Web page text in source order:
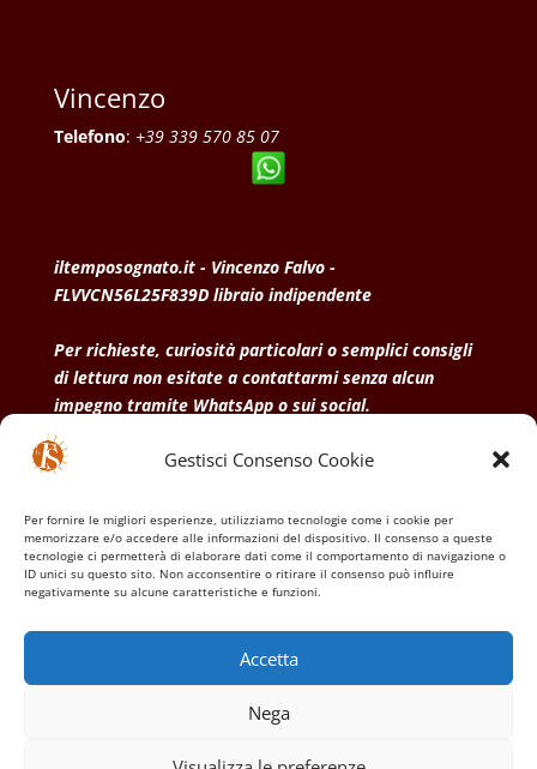
Gestisci Consenso Cookie
Per fornire le migliori esperienze, utilizziamo tecnologie come i cookie per
memorizzare e/o accedere alle informazioni del dispositivo. Il consenso a queste
tecnologie ci permetterà di elaborare dati come il comportamento di navigazione o
ID unici su questo sito. Non acconsentire o ritirare il consenso può influire
negativamente su alcune caratteristiche e funzioni.
Accetta
Nega
Vincenzo
Telefono: +39 339 570 85 07
iltemposognato.it - Vincenzo Falvo -
FLVVCN56L25F839D libraio indipendente
Per richieste, curiosità particolari o semplici consigli
di lettura non esitate a contattarmi senza alcun
impegno tramite WhatsApp o sui social.
• Condizioni generali di vendita